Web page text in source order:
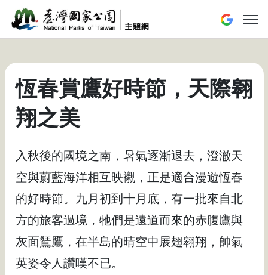
跳到主要內容區塊 展開或
恆春賞鷹好時節，天際翱
翔之美
入秋後的國境之南，暑氣逐漸退去，澄澈天
空與蔚藍海洋相互映襯，正是適合漫遊恆春
的好時節。九月初到十月底，有一批來自北
方的旅客過境，牠們是遠道而來的赤腹鷹與
灰面鵟鷹，在半島的晴空中展翅翱翔，帥氣
英姿令人讚嘆不已。